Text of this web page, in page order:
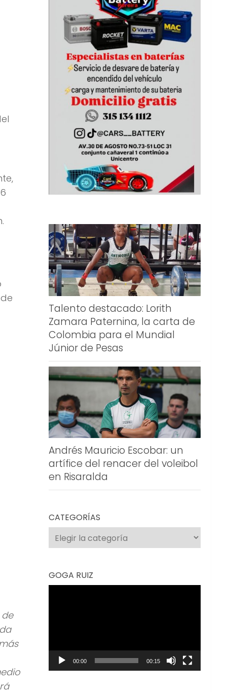
de
Talento destacado: Lorith
Zamara Paternina, la carta de
Colombia para el Mundial
Júnior de Pesas
Andrés Mauricio Escobar: un
artífice del renacer del voleibol
en Risaralda
CATEGORÍAS
Categorías
GOGA RUIZ
00:00 00:15